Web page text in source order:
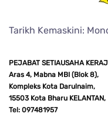
Tarikh Kemaskini:
PEJABAT SETIAUSAHA
Aras 4, Mabna MBI (Blok 8),
Kompleks Kota Darulnaim,
15503 Kota Bharu KELANTAN,
Tel: 097481957